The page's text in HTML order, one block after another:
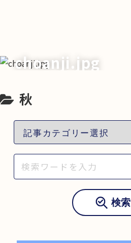
choanji.jpg
秋
検索